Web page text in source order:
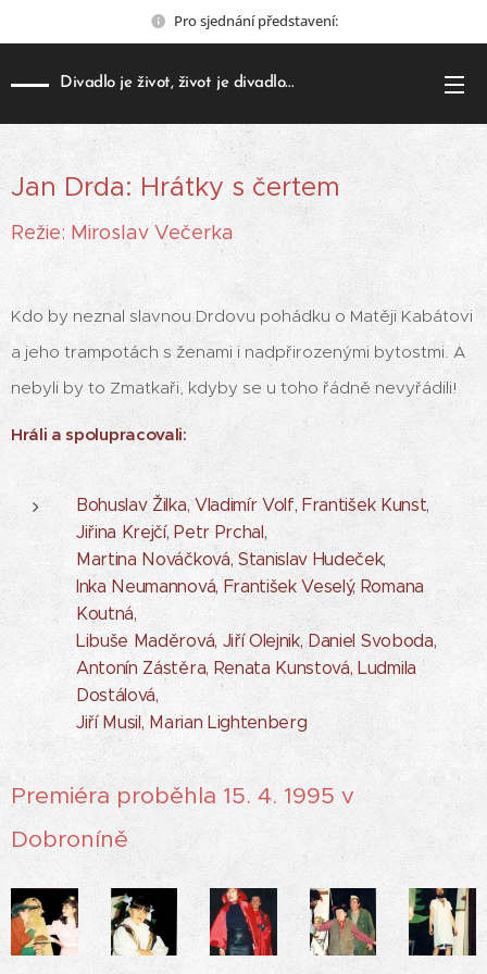
Pro sjednání představení:
Divadlo je život, život je divadlo...
Jan Drda: Hrátky s čertem
Režie: Miroslav Večerka
Kdo by neznal slavnou Drdovu pohádku o Matěji Kabátovi
a jeho trampotách s ženami i nadpřirozenými bytostmi. A
nebyli by to Zmatkaři, kdyby se u toho řádně nevyřádili!
Hráli a spolupracovali:
Bohuslav Žilka, Vladimír Volf, František Kunst,
Jiřina Krejčí, Petr Prchal,
Martina Nováčková, Stanislav Hudeček,
Inka Neumannová, František Veselý, Romana
Koutná,
Libuše Maděrová, Jiří Olejnik, Daniel Svoboda,
Antonín Zástěra, Renata Kunstová, Ludmila
Dostálová,
Jiří Musil, Marian Lightenberg
Premiéra proběhla 15. 4. 1995 v
Dobroníně